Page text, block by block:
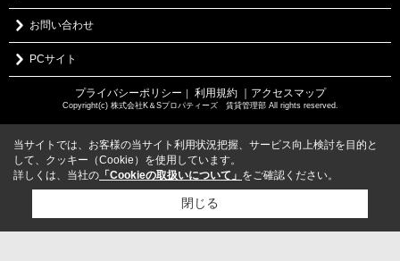
お問い合わせ
PCサイト
プライバシーポリシー ｜ 利用規約 ｜アクセスマップ
Copyright(c) 株式会社K＆Sプロパティーズ 賃貸管理部 All rights reserved.
当サイトでは、お客様の当サイト利用状況把握、サービス向上検討を目的と
して、クッキー（Cookie）を使用しています。
詳しくは、当社の 「Cookieの取扱いについて」 をご確認ください。
閉じる